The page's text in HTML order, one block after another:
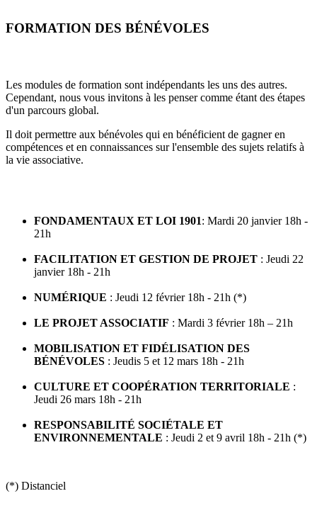
FORMATION DES BÉNÉVOLES
Les modules de formation sont indépendants les uns des autres.
Cependant, nous vous invitons à les penser comme étant des étapes
d'un parcours global.
Il doit permettre aux bénévoles qui en bénéficient de gagner en
compétences et en connaissances sur l'ensemble des sujets relatifs à
la vie associative.
FONDAMENTAUX ET LOI 1901: Mardi 20 janvier 18h -
21h
FACILITATION ET GESTION DE PROJET : Jeudi 22
janvier 18h - 21h
NUMÉRIQUE : Jeudi 12 février 18h - 21h (*)
LE PROJET ASSOCIATIF : Mardi 3 février 18h – 21h
MOBILISATION ET FIDÉLISATION DES
BÉNÉVOLES : Jeudis 5 et 12 mars 18h - 21h
CULTURE ET COOPÉRATION TERRITORIALE :
Jeudi 26 mars 18h - 21h
RESPONSABILITÉ SOCIÉTALE ET
ENVIRONNEMENTALE : Jeudi 2 et 9 avril 18h - 21h (*)
(*) Distanciel